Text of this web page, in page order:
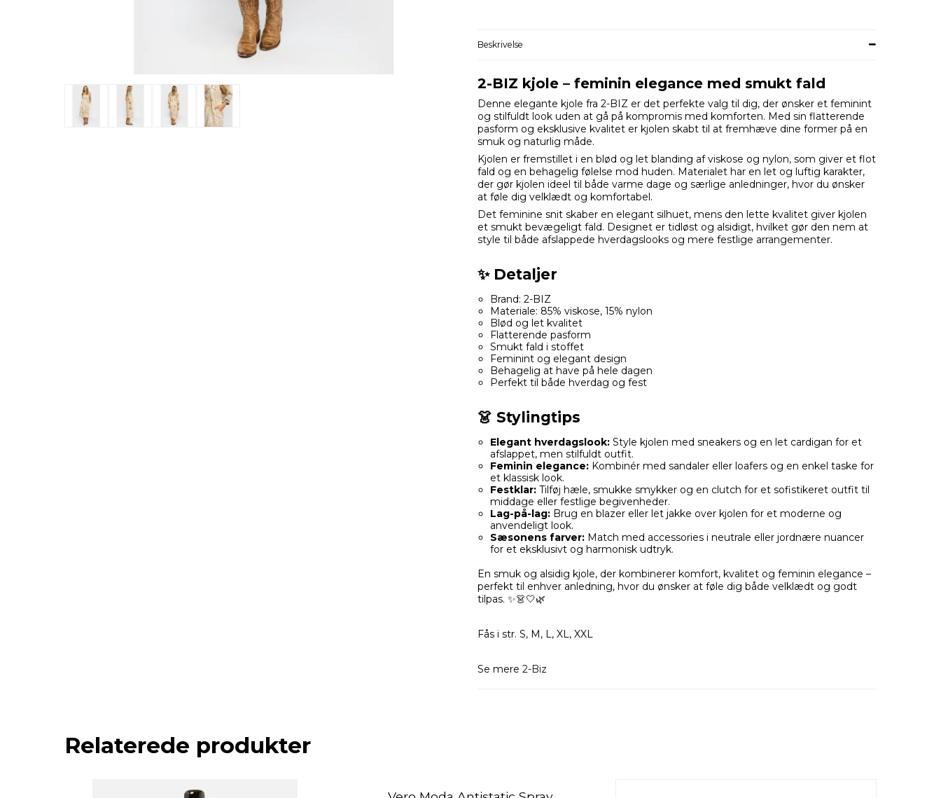
Beskrivelse
2-BIZ kjole – feminin elegance med smukt fald
Denne elegante kjole fra 2-BIZ er det perfekte valg til dig, der ønsker et feminint
og stilfuldt look uden at gå på kompromis med komforten. Med sin flatterende
pasform og eksklusive kvalitet er kjolen skabt til at fremhæve dine former på en
smuk og naturlig måde.
Kjolen er fremstillet i en blød og let blanding af viskose og nylon, som giver et flot
fald og en behagelig følelse mod huden. Materialet har en let og luftig karakter,
der gør kjolen ideel til både varme dage og særlige anledninger, hvor du ønsker
at føle dig velklædt og komfortabel.
Det feminine snit skaber en elegant silhuet, mens den lette kvalitet giver kjolen
et smukt bevægeligt fald. Designet er tidløst og alsidigt, hvilket gør den nem at
style til både afslappede hverdagslooks og mere festlige arrangementer.
✨ Detaljer
Brand: 2-BIZ
Materiale: 85% viskose, 15% nylon
Blød og let kvalitet
Flatterende pasform
Smukt fald i stoffet
Feminint og elegant design
Behagelig at have på hele dagen
Perfekt til både hverdag og fest
👗 Stylingtips
Elegant hverdagslook:Style kjolen med sneakers og en let cardigan for et
afslappet, men stilfuldt outfit.
Feminin elegance:Kombinér med sandaler eller loafers og en enkel taske for
et klassisk look.
Festklar:Tilføj hæle, smukke smykker og en clutch for et sofistikeret outfit til
middage eller festlige begivenheder.
Lag-på-lag:Brug en blazer eller let jakke over kjolen for et moderne og
anvendeligt look.
Sæsonens farver:Match med accessories i neutrale eller jordnære nuancer
for et eksklusivt og harmonisk udtryk.
En smuk og alsidig kjole, der kombinerer komfort, kvalitet og feminin elegance –
perfekt til enhver anledning, hvor du ønsker at føle dig både velklædt og godt
tilpas. ✨👗🤍🌿
Fås i str. S, M, L, XL, XXL
Se mere 2-Biz
Relaterede produkter